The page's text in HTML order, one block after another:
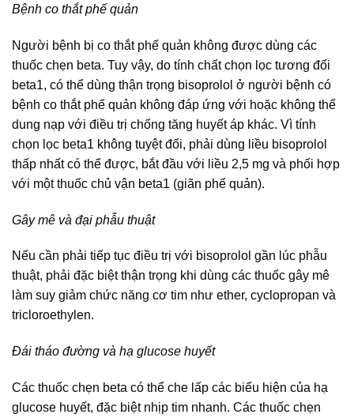
Bệnh co thắt phế quản
Người bệnh bị co thắt phế quản không được dùng các
thuốc chẹn beta. Tuy vậy, do tính chất chọn lọc tương đối
beta1, có thể dùng thận trọng bisoprolol ở người bệnh có
bệnh co thắt phế quản không đáp ứng với hoặc không thể
dung nạp với điều trị chống tăng huyết áp khác. Vì tính
chọn lọc beta1 không tuyệt đối, phải dùng liều bisoprolol
thấp nhất có thể được, bắt đầu với liều 2,5 mg và phối hợp
với một thuốc chủ vận beta1 (giãn phế quản).
Gây mê và đại phẫu thuật
Nếu cần phải tiếp tục điều trị với bisoprolol gần lúc phẫu
thuật, phải đặc biệt thận trọng khi dùng các thuốc gây mê
làm suy giảm chức năng cơ tim như ether, cyclopropan và
tricloroethylen.
Đái tháo đường và hạ glucose huyết
Các thuốc chẹn beta có thể che lấp các biểu hiện của hạ
glucose huyết, đặc biệt nhịp tim nhanh. Các thuốc chẹn